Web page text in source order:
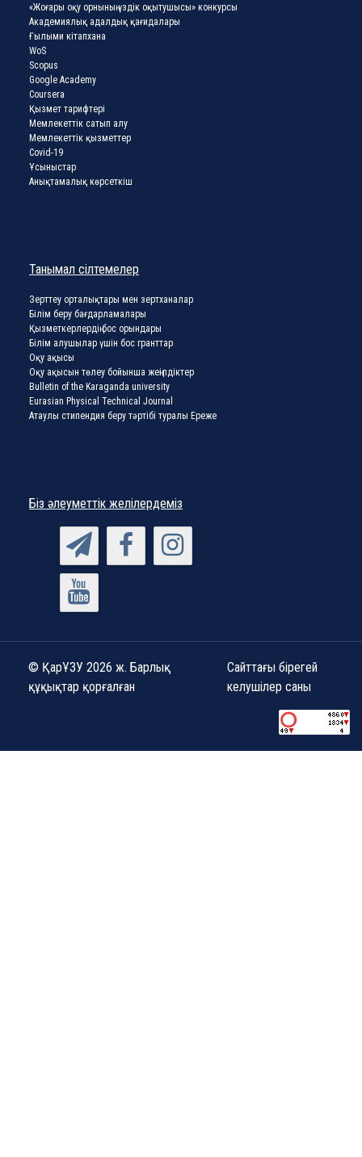
«Жоғары оқу орнының үздік оқытушысы» конкурсы
Академиялық адалдық қағидалары
Ғылыми кітапхана
WoS
Scopus
Google Academy
Coursera
Қызмет тарифтері
Мемлекеттік сатып алу
Мемлекеттік қызметтер
Covid-19
Ұсыныстар
Анықтамалық көрсеткіш
Танымал сілтемелер
Зерттеу орталықтары мен зертханалар
Білім беру бағдарламалары
Қызметкерлердің бос орындары
Білім алушылар үшін бос гранттар
Оқу ақысы
Оқу ақысын төлеу бойынша жеңілдіктер
Bulletin of the Karaganda university
Eurasian Physical Technical Journal
Атаулы стипендия беру тәртібі туралы Ереже
Біз әлеуметтік желілердеміз
© ҚарҰЗУ 2026 ж. Барлық
құқықтар қорғалған
Сайттағы бірегей
келушілер саны